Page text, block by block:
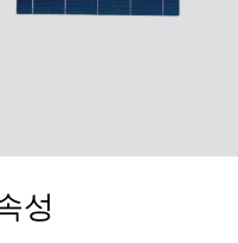
성